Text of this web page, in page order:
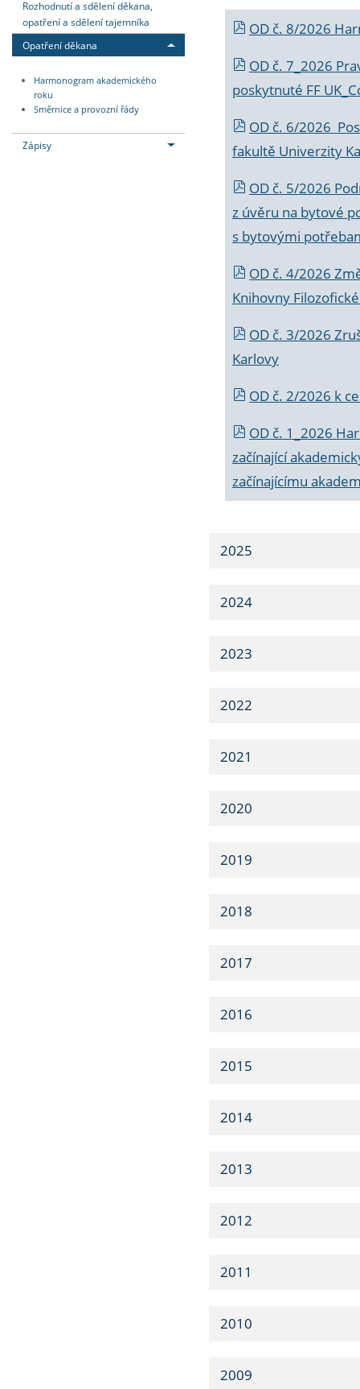
Rozhodnutí a sdělení děkana,
opatření a sdělení tajemníka
Opatření děkana
Harmonogram akademického
roku
Směrnice a provozní řády
Zápisy
OD č. 8/2026
OD č. 7_2026
poskytnuté FF
OD č. 6/2026
fakultě Univerzity
OD č. 5/2026
z úvěru na bytové
s bytovými
OD č. 4/2026
Knihovny
OD č. 3/2026
Karlovy
OD č. 2/2026 k
OD č. 1_2026
začínající
začínajícímu
2025
2024
2023
2022
2021
2020
2019
2018
2017
2016
2015
2014
2013
2012
2011
2010
2009